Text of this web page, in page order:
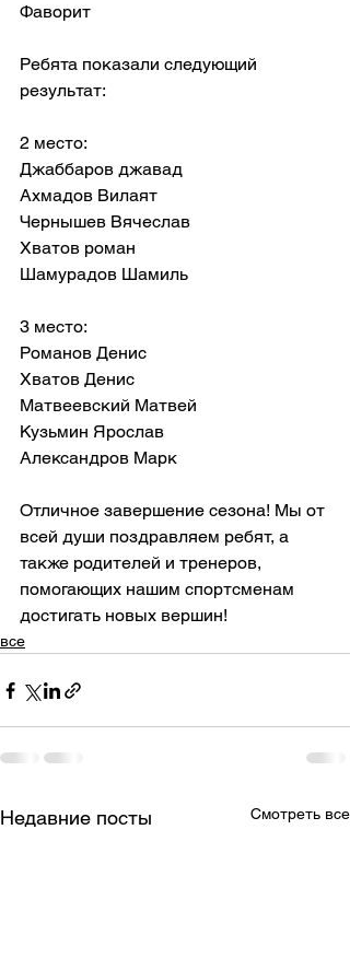
Фаворит
Ребята показали следующий
результат:
2 место:
Джаббаров джавад
Ахмадов Вилаят
Чернышев Вячеслав
Хватов роман
Шамурадов Шамиль
3 место:
Романов Денис
Хватов Денис
Матвеевский Матвей
Кузьмин Ярослав
Александров Марк
Отличное завершение сезона! Мы от
всей души поздравляем ребят, а
также родителей и тренеров,
помогающих нашим спортсменам
достигать новых вершин!
все
Недавние посты Смотреть все